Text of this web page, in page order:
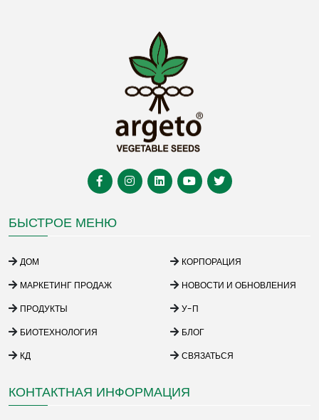
БЫСТРОЕ МЕНЮ
ДОМ
КОРПОРАЦИЯ
МАРКЕТИНГ ПРОДАЖ
НОВОСТИ И ОБНОВЛЕНИЯ
ПРОДУКТЫ
У-П
БИОТЕХНОЛОГИЯ
БЛОГ
КД
СВЯЗАТЬСЯ
КОНТАКТНАЯ ИНФОРМАЦИЯ